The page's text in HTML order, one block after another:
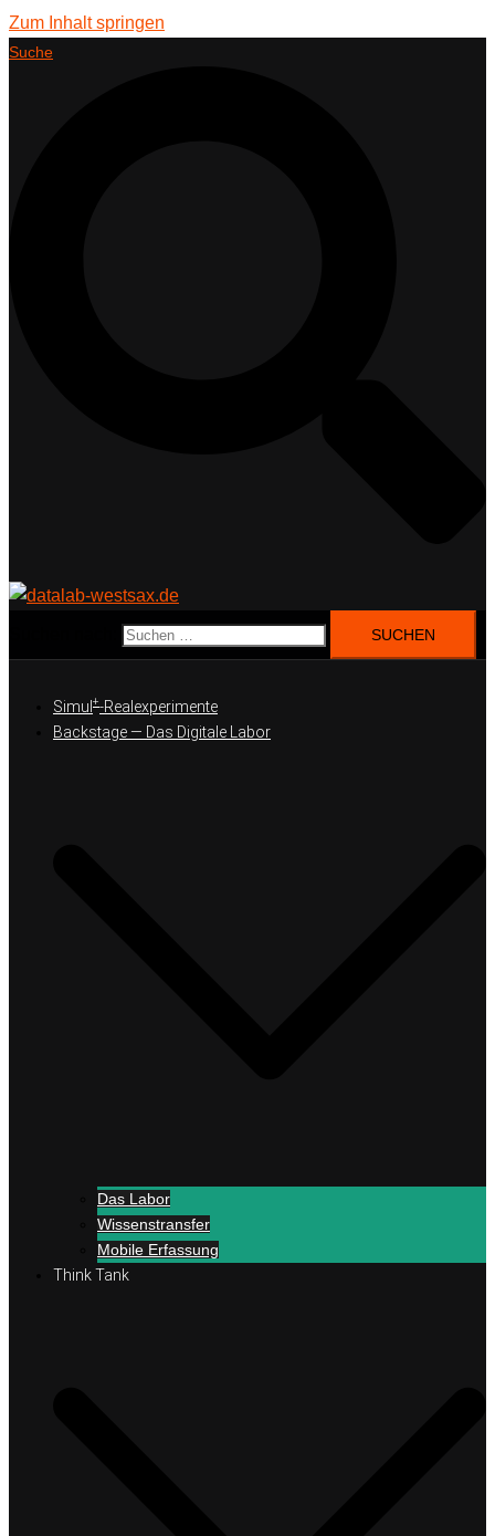
Zum Inhalt springen
Suche
Simul +-Realexperimente
Backstage — Das Digitale Labor
Das Labor
Wissenstransfer
Mobile Erfassung
Think Tank